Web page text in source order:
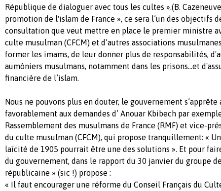
République de dialoguer avec tous les cultes ».(B.
promotion de l'islam de France », ce sera l’un des objectifs
consultation que veut mettre en place le premier ministre
culte musulman (CFCM) et d’autres associations
former les imams, de leur donner plus de responsabilités,
aumôniers musulmans, notamment dans les prisons…et
financière de l’islam.
Nous ne pouvons plus en douter, le gouvernement
favorablement aux demandes d’ Anouar Kbibech par
Rassemblement des musulmans de France (RMF) et vice-
du culte musulman (CFCM), qui propose tranquillement: «
laïcité de 1905 pourrait être une des solutions ». Et pour
du gouvernement, dans le rapport du 30 janvier du groupe
républicaine » (sic !) propose :
« Il faut encourager une réforme du Conseil Français du